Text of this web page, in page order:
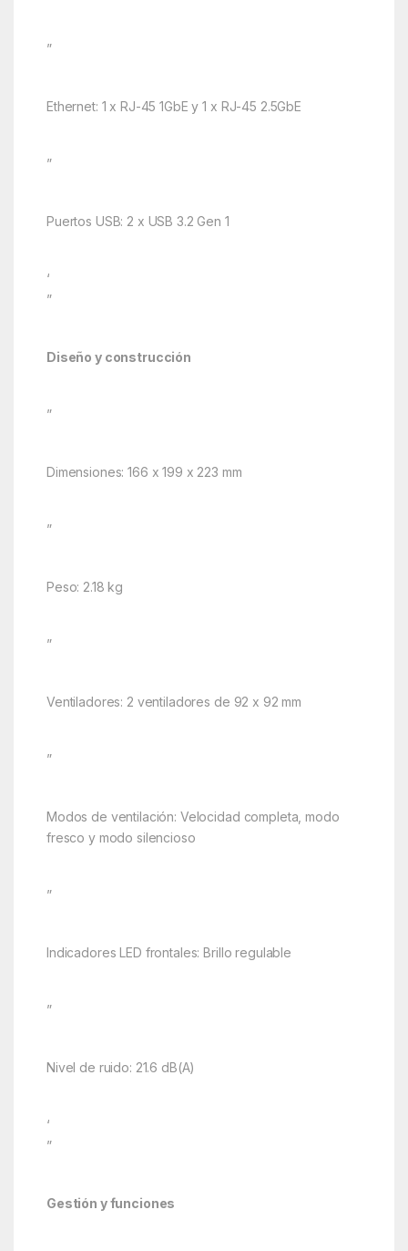
”
Ethernet: 1 x RJ-45 1GbE y 1 x RJ-45 2.5GbE
”
Puertos USB: 2 x USB 3.2 Gen 1
‘
”
Diseño y construcción
”
Dimensiones: 166 x 199 x 223 mm
”
Peso: 2.18 kg
”
Ventiladores: 2 ventiladores de 92 x 92 mm
”
Modos de ventilación: Velocidad completa, modo
fresco y modo silencioso
”
Indicadores LED frontales: Brillo regulable
”
Nivel de ruido: 21.6 dB(A)
‘
”
Gestión y funciones